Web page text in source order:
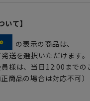
いて】
の表示の商品は、
送を選択いただけます。
様は、当日12:00までの
商品の場合は対応不可）